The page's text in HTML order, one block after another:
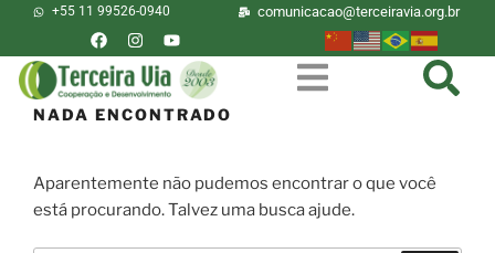
+55 11 99526-0940 comunicacao@terceiravia.org.br
NADA ENCONTRADO
Aparentemente não pudemos encontrar o que você
está procurando. Talvez uma busca ajude.